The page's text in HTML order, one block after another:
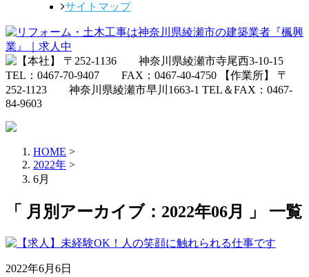
サイトマップ
HOME >
2022年 >
6月
「 月別アーカイブ：2022年06月 」 一覧
2022年6月6日